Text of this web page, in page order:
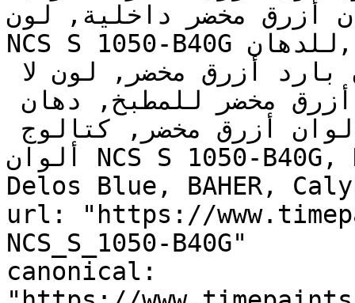
أزرق مخضر داخلية, لون
NCS S 1050-B40G للدهان, NCS S 1050-B40G دهان,
ألوان NCS S 1050-B40G, NCS S 1050-B40G, High Dive,
Delos Blue, BAHER,
url: "https://
NCS_S_1050-B40G"
canonical: